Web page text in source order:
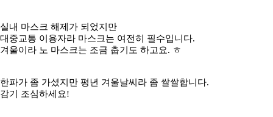
실내 마스크 해제가 되었지만
대중교통 이용자라 마스크는 여전히 필수입니다.
겨울이라 노 마스크는 조금 춥기도 하고요. ㅎ
한파가 좀 가셨지만 평년 겨울날씨라 좀 쌀쌀합니다.
감기 조심하세요!